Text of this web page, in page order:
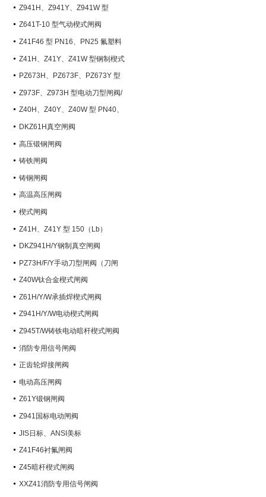
PN10~PN100 钢制真空闸阀
Z941H、Z941Y、Z941W 型
PN100~PN200 钢制电动楔式闸阀
Z641T-10 型气动楔式闸阀
Z41F46 型 PN16、PN25 氟塑料
衬里楔式闸阀
Z41H、Z41Y、Z41W 型钢制楔式
闸阀PZ673H、PZ673F、PZ673Y 型
气动刀型闸阀/刀闸阀
Z973F、Z973H 型电动刀型闸阀/
刀闸阀
Z40H、Z40Y、Z40W 型 PN40、
PN63 钢制楔式闸阀
DKZ61H真空闸阀
高压锻钢闸阀
铸铁闸阀
铸钢闸阀
高温高压闸阀
楔式闸阀
Z41H、Z41Y 型 150（Lb）
~600（Lb） 钢制楔式闸阀
DKZ941H/Y钢制真空闸阀
PZ73H/F/Y手动刀型闸阀（刀闸
阀）Z40W钛合金楔式闸阀
Z61H/Y/W承插焊楔式闸阀
Z941H/Y/W电动楔式闸阀
Z945T/W铸铁电动暗杆楔式闸阀
消防专用信号闸阀
正齿轮焊接闸阀
电动高压闸阀
Z61Y锻钢闸阀
Z941国标电动闸阀
JIS日标、ANSI美标
Z41F46衬氟闸阀
Z45暗杆楔式闸阀
XXZ41消防专用信号闸阀